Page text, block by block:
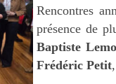
Rencontres
présence de
Baptiste
Frédéric Petit